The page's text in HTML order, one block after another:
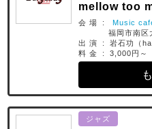
mellow too
会 場 : Music
福岡市南区
出 演 : 岩石功（
料 金 : 3,000円～
ジャズ